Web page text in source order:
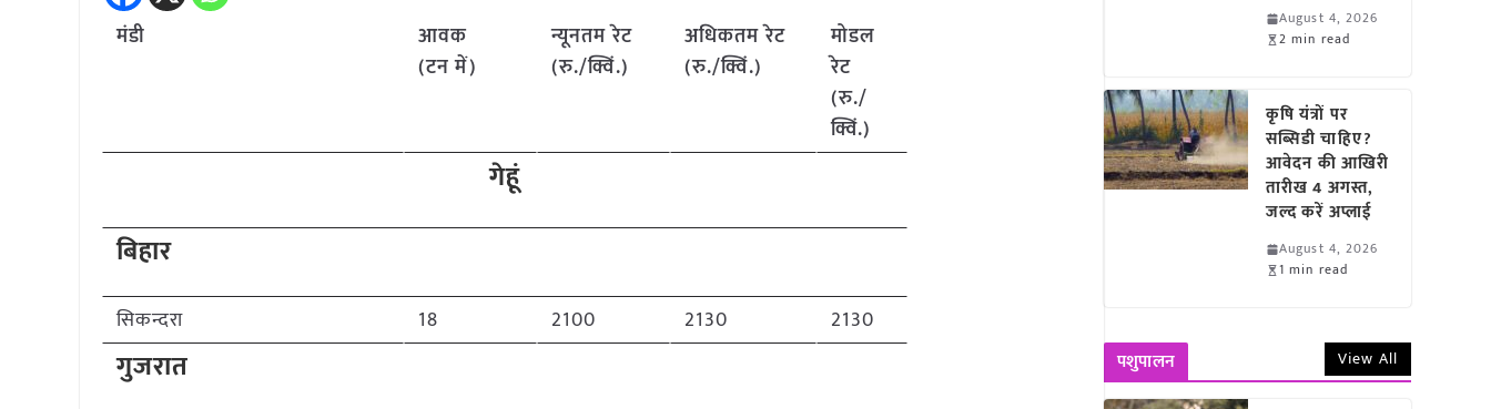
मंडी
आवक
(टन में)
न्यूनतम रेट
(रु./क्विं.)
अधिकतम रेट
(रु./क्विं.)
मोडल
रेट
(रु./
क्विं.)
गेहूं
बिहार
सिकन्दरा 18 2100 2130 2130
गुजरात
August 4, 2026
2 min read
कृषि यंत्रों पर
सब्सिडी चाहिए?
आवेदन की आखिरी
तारीख 4 अगस्त,
जल्द करें अप्लाई
August 4, 2026
1 min read
पशुपालन View All